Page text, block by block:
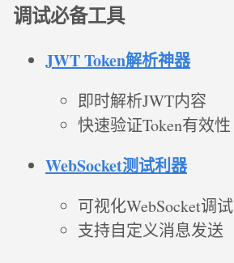
调试必备工具
JWT Token解析神器
即时解析JWT内容
快速验证Token有效性
WebSocket测试利器
可视化WebSocket调试
支持自定义消息发送